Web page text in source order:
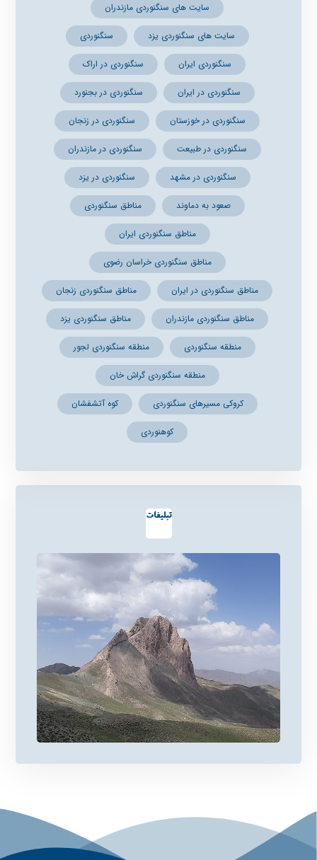
سایت های سنگنوردی مازندران
سایت های سنگنوردی یزد سنگنوردی
سنگنوردی ایران سنگنوردی در اراک
سنگنوردی در ایران سنگنوردی در بجنورد
سنگنوردی در خوزستان سنگنوردی در زنجان
سنگنوردی در طبیعت سنگنوردی در مازندران
سنگنوردی در مشهد سنگنوردی در یزد
صعود به دماوند مناطق سنگنوردی
مناطق سنگنوردی ایران
مناطق سنگنوردی خراسان رضوی
مناطق سنگنوردی در ایران مناطق سنگنوردی زنجان
مناطق سنگنوردی مازندران مناطق سنگنوردی یزد
منطقه سنگنوردی منطقه سنگنوردی لجور
منطقه سنگنوردی گراش خان
کروکی مسیرهای سنگنوردی کوه آتشفشان
کوهنوردی
تبلیغات